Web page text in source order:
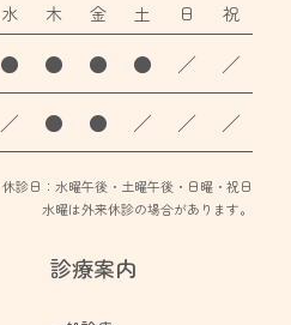
水 木 金 土 日 祝
● ● ● ● ／ ／
／ ● ● ／ ／ ／
休診日：水曜午後・土曜午後・日曜・祝日
水曜は外来休診の場合があります。
診療案内